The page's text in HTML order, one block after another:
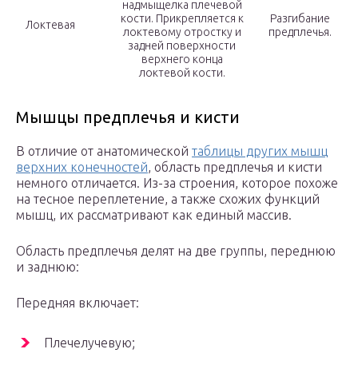
Локтевая
надмыщелка плечевой
кости. Прикрепляется к
локтевому отростку и
задней поверхности
верхнего конца
локтевой кости.
Разгибание
предплечья.
Мышцы предплечья и кисти
В отличие от анатомической таблицы других мышц
верхних конечностей, область предплечья и кисти
немного отличается. Из-за строения, которое похоже
на тесное переплетение, а также схожих функций
мышц, их рассматривают как единый массив.
Область предплечья делят на две группы, переднюю
и заднюю:
Передняя включает:
Плечелучевую;